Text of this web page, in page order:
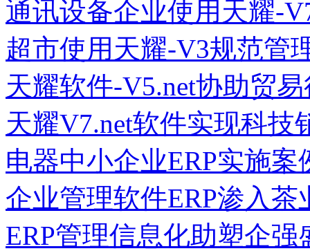
通讯设备企业使用天耀-
超市使用天耀-V3规范管
天耀软件-V5.net协助贸
天耀V7.net软件实现科技
电器中小企业ERP实施案
企业管理软件ERP渗入茶
ERP管理信息化助塑企强